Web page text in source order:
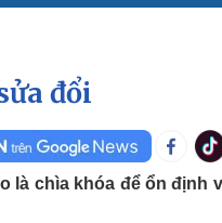
Ảnh
E-Magazine
Infographic
đổi
là chìa khóa để ổn định